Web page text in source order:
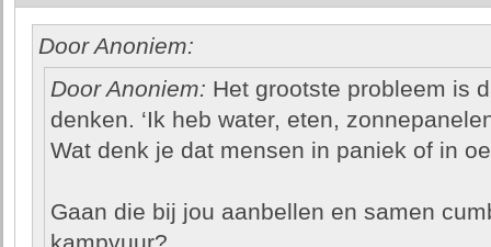
Door Anoniem:
Door Anoniem: Het grootste probleem is
denken. ‘Ik heb water, eten,
Wat denk je dat mensen in paniek of in
Gaan die bij jou aanbellen en samen